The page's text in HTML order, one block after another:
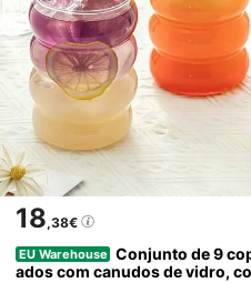
18,38€
EU Warehouse Conjunto de 9
ados com canudos de vidro,